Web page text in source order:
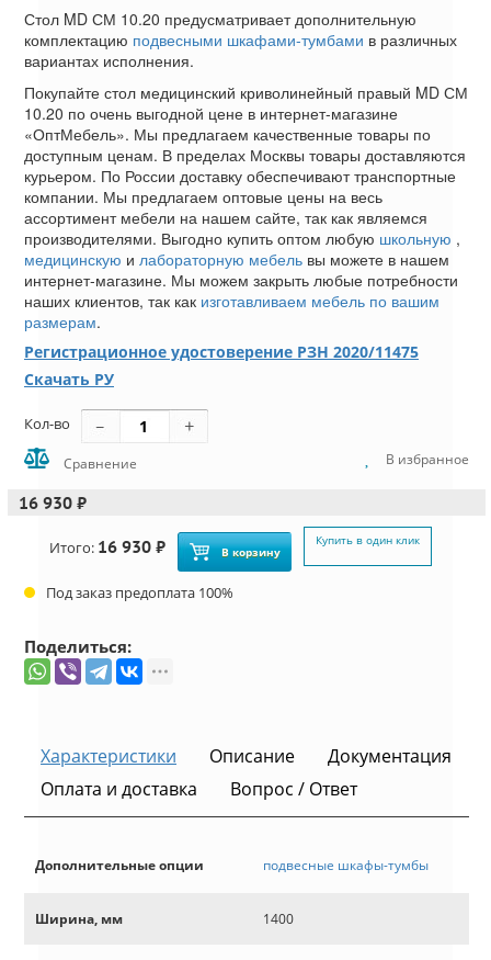
Стол MD СМ 10.20 предусматривает дополнительную
комплектацию подвесными шкафами-тумбами в различных
вариантах исполнения.
Покупайте стол медицинский криволинейный правый MD СМ
10.20 по очень выгодной цене в интернет-магазине
«ОптМебель». Мы предлагаем качественные товары по
доступным ценам. В пределах Москвы товары доставляются
курьером. По России доставку обеспечивают транспортные
компании. Мы предлагаем оптовые цены на весь
ассортимент мебели на нашем сайте, так как являемся
производителями. Выгодно купить оптом любую школьную ,
медицинскую и лабораторную мебель вы можете в нашем
интернет-магазине. Мы можем закрыть любые потребности
наших клиентов, так как изготавливаем мебель по вашим
размерам.
Регистрационное удостоверение РЗН 2020/11475
Скачать РУ
Кол-во
Сравнение В избранное
16 930 ₽
Итого: 16 930 ₽ В корзину
Купить в один клик
Под заказ предоплата 100%
Поделиться:
Характеристики Описание
Документация
Оплата и доставка
Вопрос / Ответ
Дополнительные опции подвесные шкафы-тумбы
Ширина, мм 1400